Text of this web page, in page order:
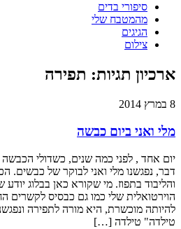
סיפורי בדים
מהמטבח שלי
הגיגים
צילום
ארכיון תגיות: תפירה
מלי ואני ביום כבשה
יום אחד , לפני כמה שנים, כשדולי
דבר, נפגשנו מלי ואני לבוקר של כבשים.
והליבוד בתפוז. מי שקורא כאן בבלוג יודע
הוירטואלית שלי כמו גם כבסיס לקשרים
להיותה מוכשרת, היא מורה לתפירה
טילדה" טילדה […]